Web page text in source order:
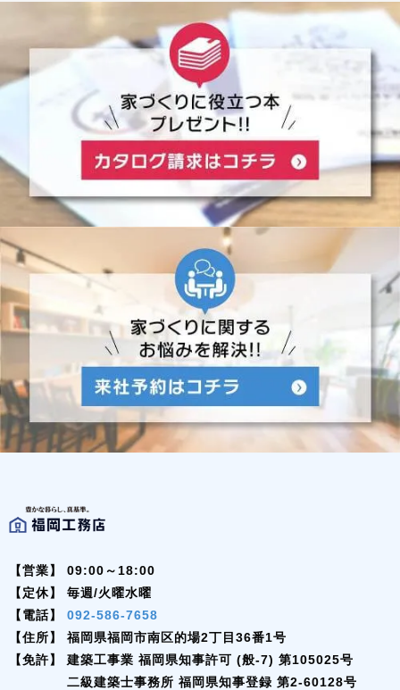
【営業】
09:00～18:00
【定休】
毎週/火曜水曜
【電話】
092-586-7658
【住所】
福岡県福岡市南区的場2丁目36番1号
【免許】
建築工事業 福岡県知事許可 (般-7) 第105025号
二級建築士事務所 福岡県知事登録 第2-60128号